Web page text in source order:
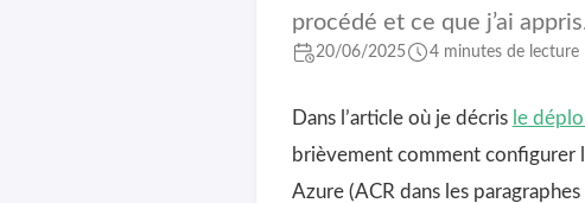
procédé et ce que j’ai
20/06/2025 4 minutes de lecture
Dans l’article où je décris le
brièvement comment configurer
Azure (ACR dans les paragraphes